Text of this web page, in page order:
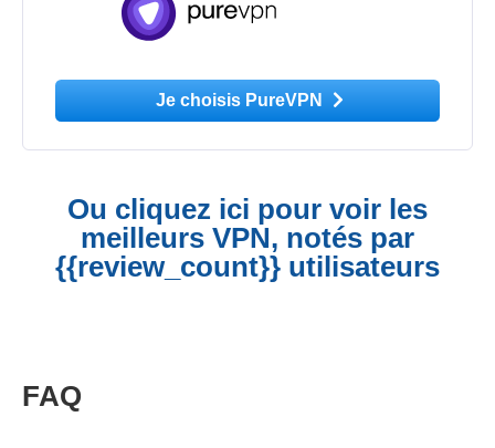
Je choisis PureVPN
Ou cliquez ici pour voir les
meilleurs VPN, notés par
{{review_count}} utilisateurs
FAQ